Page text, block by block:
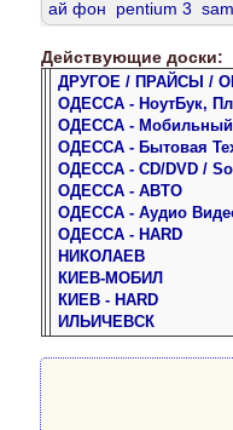
ай фон
pentium 3
dvd sata
samsung 5
ddr2 667 ddr2 sata 320
samsung
ssd 256
ddr3 4gb
теле жк
Действующие доски:
ДРУГОЕ / ПРАЙСЫ /
ОДЕССА - НоутБук,
ОДЕССА -
ОДЕССА - Бытовая
ОДЕССА - CD/DVD /
ОДЕССА - АВТО
ОДЕССА - Аудио
ОДЕССА - HARD
НИКОЛАЕВ
КИЕВ-МОБИЛ
КИЕВ - HARD
ИЛЬИЧЕВСК